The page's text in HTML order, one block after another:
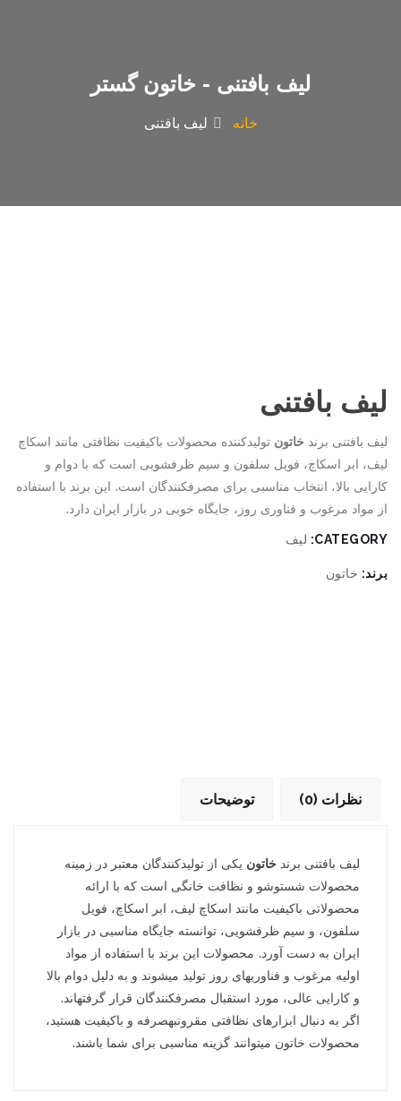
لیف بافتنی - خاتون گستر
خانه لیف بافتنی
لیف بافتنی
لیف بافتنی برند خاتون تولیدکننده محصولات باکیفیت نظافتی مانند اسکاچ
لیف، ابر اسکاچ، فویل سلفون و سیم ظرفشویی است که با دوام و
کارایی بالا، انتخاب مناسبی برای مصرفکنندگان است. این برند با استفاده
از مواد مرغوب و فناوری روز، جایگاه خوبی در بازار ایران دارد.
CATEGORY: لیف
برند: خاتون
توضیحات نظرات (0)
لیف بافتنی برند خاتون یکی از تولیدکنندگان معتبر در زمینه
محصولات شستوشو و نظافت خانگی است که با ارائه
محصولاتی باکیفیت مانند اسکاچ لیف، ابر اسکاچ، فویل
سلفون، و سیم ظرفشویی، توانسته جایگاه مناسبی در بازار
ایران به دست آورد. محصولات این برند با استفاده از مواد
اولیه مرغوب و فناوریهای روز تولید میشوند و به دلیل دوام بالا
و کارایی عالی، مورد استقبال مصرفکنندگان قرار گرفتهاند.
اگر به دنبال ابزارهای نظافتی مقرونبهصرفه و باکیفیت هستید،
محصولات خاتون میتوانند گزینه مناسبی برای شما باشند.